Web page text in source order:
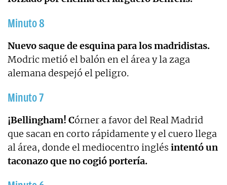
Minuto 8
Nuevo saque de esquina para los madridistas.
Modric metió el balón en el área y la zaga
alemana despejó el peligro.
Minuto 7
¡Bellingham! Córner a favor del Real Madrid
que sacan en corto rápidamente y el cuero llega
al área, donde el mediocentro inglés intentó un
taconazo que no cogió portería.